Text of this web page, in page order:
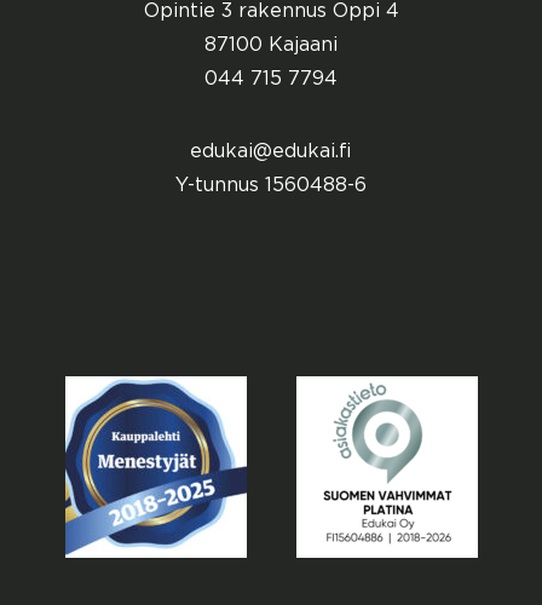
Opintie 3 rakennus Oppi 4
87100 Kajaani
044 715 7794
edukai@edukai.fi
Y-tunnus 1560488-6